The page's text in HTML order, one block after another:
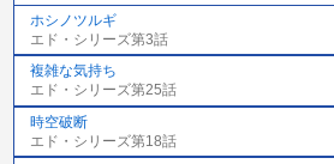
ホシノツルギ
エド・シリーズ第3話
複雑な気持ち
エド・シリーズ第25話
時空破断
エド・シリーズ第18話